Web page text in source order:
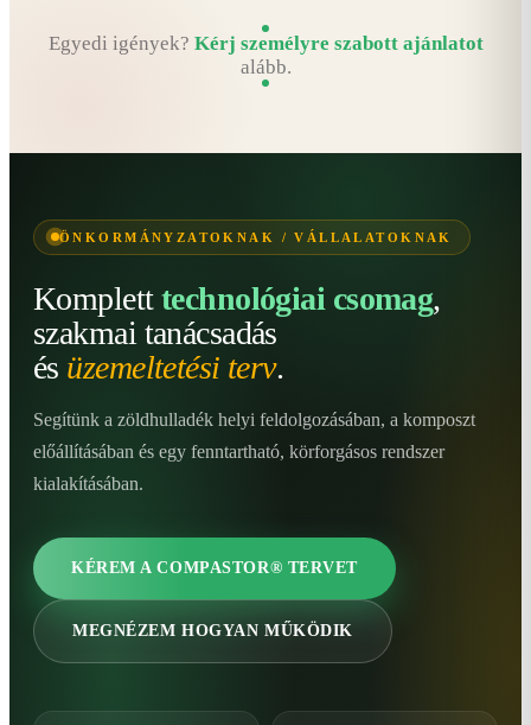
Egyedi igények? Kérj személyre szabott ajánlatot
alább.
ÖNKORMÁNYZATOKNAK / VÁLLALATOKNAK
Kompletttechnológiai csomag,
szakmai tanácsadás
és üzemeltetési terv.
Segítünk a zöldhulladék helyi feldolgozásában, a komposzt
előállításában és egy fenntartható, körforgásos rendszer
kialakításában.
KÉREM A COMPASTOR® TERVET
MEGNÉZEM HOGYAN MŰKÖDIK